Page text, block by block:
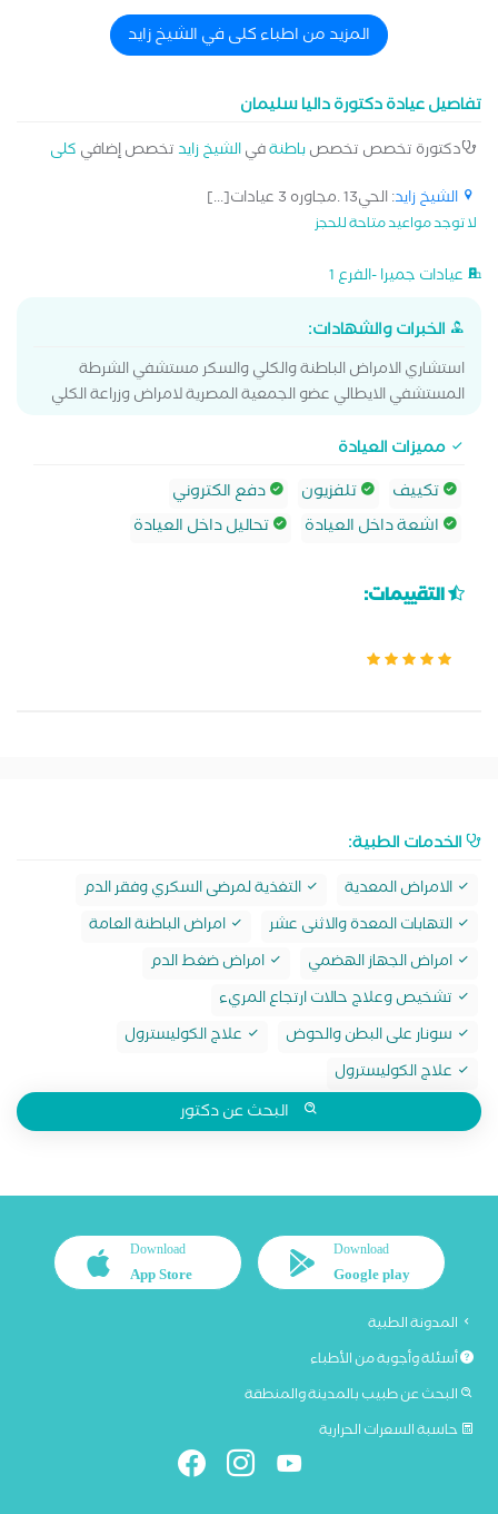
المزيد من اطباء كلى في الشيخ زايد
تفاصيل عيادة دكتورة داليا سليمان
دكتورة تخصص تخصصباطنةفيالشيخ زايدتخصص إضافي كلى
الشيخ زايد: الحي13 .مجاوره 3 عيادات[...]
لا توجد مواعيد متاحة للحجز
عيادات جميرا -الفرع 1
الخبرات والشهادات:
استشاري الامراض الباطنة والكلي والسكر مستشفي الشرطة
المستشفي الايطالي عضو الجمعية المصرية لامراض وزراعة الكلي
مميزات العيادة
تكييف
تلفزيون
دفع الكتروني
اشعة داخل العيادة
تحاليل داخل العيادة
التقييمات:
الخدمات الطبية:
الامراض المعدية
التغذية لمرضى السكري وفقر الدم
التهابات المعدة والاثنى عشر
امراض الباطنة العامة
امراض الجهاز الهضمي
امراض ضغط الدم
تشخيص وعلاج حالات ارتجاع المريء
سونار على البطن والحوض
علاج الكوليسترول
علاج الكوليسترول
البحث عن دكتور
Download
Google play
Download
App Store
المدونة الطبية
أسئلة وأجوبة من الأطباء
البحث عن طبيب بالمدينة والمنطقة
حاسبة السعرات الحرارية